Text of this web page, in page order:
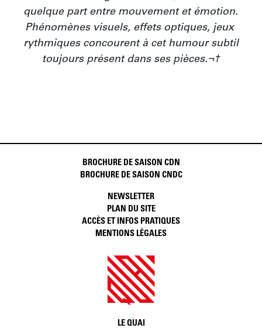
quelque part entre mouvement et émotion.
Phénomènes visuels, effets optiques, jeux
rythmiques concourent à cet humour subtil
toujours présent dans ses pièces.¬†
BROCHURE DE SAISON CDN
BROCHURE DE SAISON CNDC
NEWSLETTER
PLAN DU SITE
ACCÈS ET INFOS PRATIQUES
MENTIONS LÉGALES
LE QUAI